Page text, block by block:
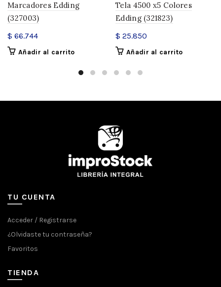
Marcadores Edding
(327003)
$ 66.744
Añadir al carrito
Tela 4500 x5 Colores
Edding (321823)
$ 25.850
Añadir al carrito
TU CUENTA
Acceder / Registrarse
¿Olvidaste tu contraseña?
Favoritos
TIENDA